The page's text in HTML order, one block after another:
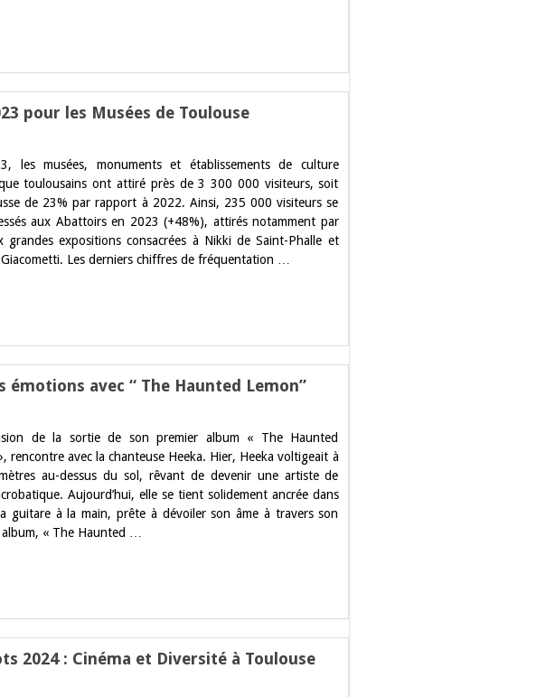
pour les Musées de Toulouse
les musées, monuments et établissements de culture
toulousains ont attiré près de 3 300 000 visiteurs, soit
de 23% par rapport à 2022. Ainsi, 235 000 visiteurs se
aux Abattoirs en 2023 (+48%), attirés notamment par
grandes expositions consacrées à Nikki de Saint-Phalle et
Les derniers chiffres de fréquentation …
avec “ The Haunted Lemon”
de la sortie de son premier album « The Haunted
rencontre avec la chanteuse Heeka. Hier, Heeka voltigeait à
au-dessus du sol, rêvant de devenir une artiste de
Aujourd’hui, elle se tient solidement ancrée dans
guitare à la main, prête à dévoiler son âme à travers son
« The Haunted …
2024 : Cinéma et Diversité à Toulouse